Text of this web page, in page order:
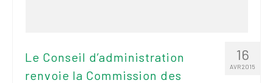
16
AVR 2015
Le Conseil d’administration
renvoie la Commission des